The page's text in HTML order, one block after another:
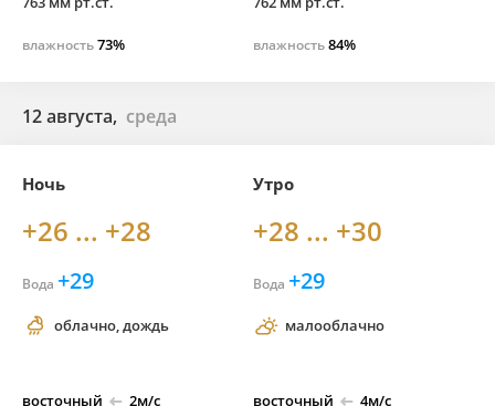
влажность73% влажность84%
12 августа, среда
Ночь
+26 ... +28
Вода +29
облачно, дождь
восточный 2м/с
Утро
+28 ... +30
Вода +29
малооблачно
восточный 4м/с